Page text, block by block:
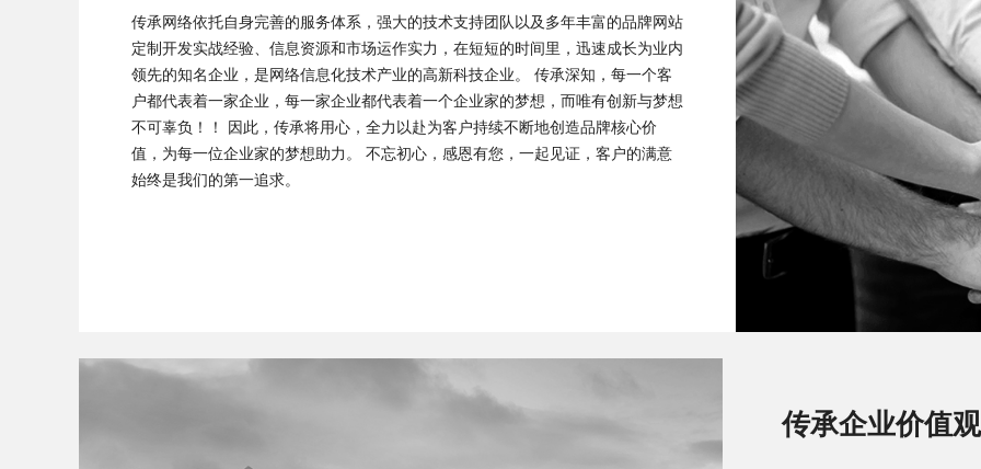
传承网络依托自身完善的服务体系，强大的技术支持团队以及多年丰富的品牌网站
定制开发实战经验、信息资源和市场运作实力，在短短的时间里，迅速成长为业内
领先的知名企业，是网络信息化技术产业的高新科技企业。 传承深知，每一个客
户都代表着一家企业，每一家企业都代表着一个企业家的梦想，而唯有创新与梦想
不可辜负！！ 因此，传承将用心，全力以赴为客户持续不断地创造品牌核心价
值，为每一位企业家的梦想助力。 不忘初心，感恩有您，一起见证，客户的满意
始终是我们的第一追求。
传承企业价值